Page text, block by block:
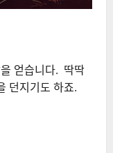
얻습니다. 딱딱
던지기도 하죠.